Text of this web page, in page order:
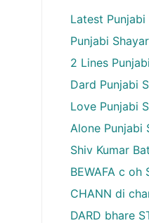
Latest Punjabi
Punjabi
2 Lines
Dard Punjabi
Love Punjabi
Alone Punjabi
Shiv Kumar
BEWAFA c oh
CHANN di
DARD bhare